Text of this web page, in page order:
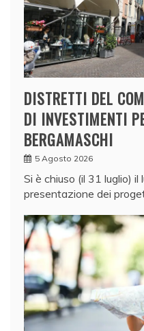
DISTRETTI DEL
DI INVESTIMENTI
BERGAMASCHI
5 Agosto 2026
Si è chiuso (il 31 luglio)
presentazione dei